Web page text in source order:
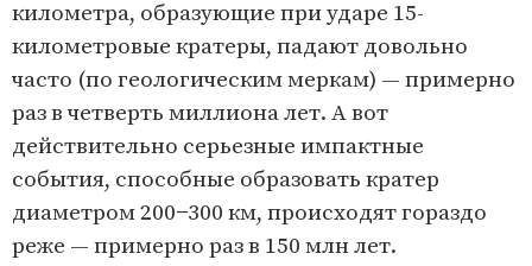
километра, образующие при ударе 15-
километровые кратеры, падают довольно
часто (по геологическим меркам) — примерно
раз в четверть миллиона лет. А вот
действительно серьезные импактные
события, способные образовать кратер
диаметром 200−300 км, происходят гораздо
реже — примерно раз в 150 млн лет.